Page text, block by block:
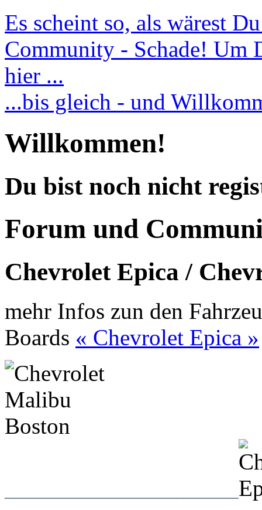
Es scheint so, als wärest
Community - Schade! Um
hier ...
...bis gleich - und
Willkommen!
Du bist noch nicht
Forum und
Chevrolet Epica /
mehr Infos zun den
Boards « Chevrolet Epica »